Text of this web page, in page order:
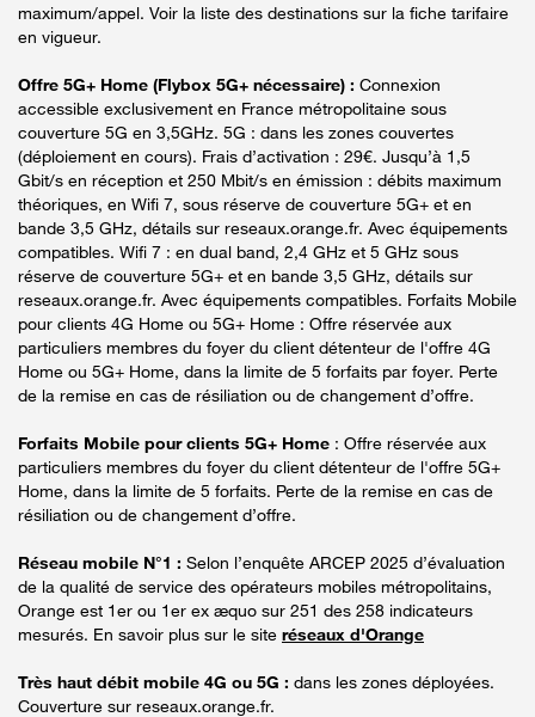
maximum/appel. Voir la liste des destinations sur la fiche tarifaire
en vigueur.
Offre 5G+ Home (Flybox 5G+ nécessaire) : Connexion
accessible exclusivement en France métropolitaine sous
couverture 5G en 3,5GHz. 5G : dans les zones couvertes
(déploiement en cours). Frais d’activation : 29€. Jusqu’à 1,5
Gbit/s en réception et 250 Mbit/s en émission : débits maximum
théoriques, en Wifi 7, sous réserve de couverture 5G+ et en
bande 3,5 GHz, détails sur reseaux.orange.fr. Avec équipements
compatibles. Wifi 7 : en dual band, 2,4 GHz et 5 GHz sous
réserve de couverture 5G+ et en bande 3,5 GHz, détails sur
reseaux.orange.fr. Avec équipements compatibles. Forfaits Mobile
pour clients 4G Home ou 5G+ Home : Offre réservée aux
particuliers membres du foyer du client détenteur de l'offre 4G
Home ou 5G+ Home, dans la limite de 5 forfaits par foyer. Perte
de la remise en cas de résiliation ou de changement d’offre.
Forfaits Mobile pour clients 5G+ Home : Offre réservée aux
particuliers membres du foyer du client détenteur de l'offre 5G+
Home, dans la limite de 5 forfaits. Perte de la remise en cas de
résiliation ou de changement d’offre.
Réseau mobile N°1 : Selon l’enquête ARCEP 2025 d’évaluation
de la qualité de service des opérateurs mobiles métropolitains,
Orange est 1er ou 1er ex æquo sur 251 des 258 indicateurs
mesurés. En savoir plus sur le site réseaux d'Orange
Très haut débit mobile 4G ou 5G : dans les zones déployées.
Couverture sur reseaux.orange.fr.